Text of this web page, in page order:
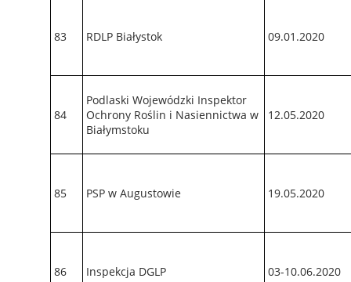
83 RDLP Białystok 09.01.2020
84
Podlaski Wojewódzki Inspektor
Ochrony Roślin i Nasiennictwa w
Białymstoku
12.05.2020
85 PSP w Augustowie 19.05.2020
86 Inspekcja DGLP 03-10.06.2020